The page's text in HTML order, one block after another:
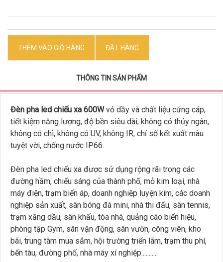
THÊM VÀO GIỎ HÀNG ĐẶT HÀNG
THÔNG TIN SẢN PHẨM
Đèn pha led chiếu xa 600Wvỏ dầy và chất liệu cứng cáp,
tiết kiệm năng lượng, độ bền siêu dài, không có thủy ngân,
không có chì, không có UV, không IR, chỉ số kết xuất màu
tuyệt vời, chống nước IP66.
Đèn pha led chiếu xa được sử dụng rộng rãi trong các
đường hầm, chiếu sáng của thành phố, mỏ kim loại, nhà
máy điện, trạm biến áp, doanh nghiệp luyện kim, các doanh
nghiệp sản xuất, sân bóng đá mini, nhà thi đấu, sân tennis,
trạm xăng dầu, sân khấu, tòa nhà, quảng cáo biển hiệu,
phòng tập Gym, sân vận động, sân vườn, công viên, kho
bãi, trung tâm mua sắm, hội trường triển lãm, trạm thu phí,
bến tàu, đường phố, nhà máy xí nghiệp...........